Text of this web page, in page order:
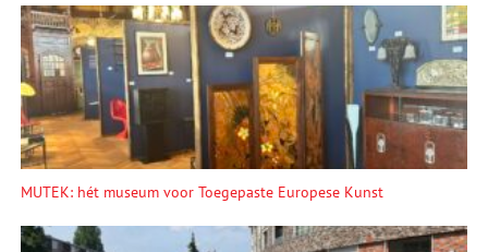
MUTEK: hét museum voor Toegepaste Europese Kunst